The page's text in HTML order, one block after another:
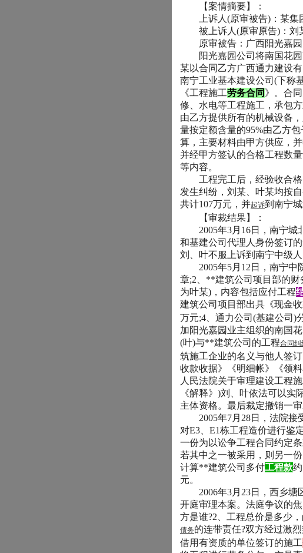
【案情摘要】：
上诉人 (原审被告) ：某集
被上诉人 (原审原告) ：
原审被告：广西阳光嘉园
阳光嘉园公司将南国花园
某以合同乙方广西通力建设
南宁工业基本建设公司 (下称
《工程施工劳务合同 》。合
修、水电等工程施工，承包
由乙方提供所有的机械设备
量按定额含量的95%由乙方
算，主要材料由甲方供应，
并经甲方签认的合格工程数
等内容。
工程完工后，经验收合格
发生纠纷，刘某、叶某均按
共计107万元，并起诉到南宁城
【审裁结果】：
2005年3月 16日，南宁城
和基建公司代理人身份签订
刘、叶不服上诉到南宁中级人
2005年5月 12 日，南宁中
章;2 **建筑公司项目部的
为叶某) ，内容包括应付工程
建筑公司项目部出具《现金
万元;4 、通力公司 (基建公司 )
加阳光嘉园业主组织的南国
(叶)与**建筑公司的工程合同纠
筑施工企业的名义与他人签
收款收据》《明细帐》《领
人民法院关于审理建设工程
《解释》 )刘、叶依法可以实
主体资格。最后裁定撤销一
2005年7月 28日，法院接
对E3 E1栋工程造价进行鉴
一份为以讼争工程合同约定
若其中之一被采用，则另一
计算**建筑公司多付工程款约
元。
2006年3月 23日，西乡塘
开庭审理本案。法庭争议的焦
方是谁?2 、工程总价是多少
债务的连带责任?双方经过激
借用有资质的单位签订的施工